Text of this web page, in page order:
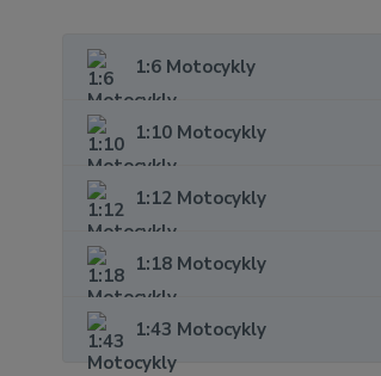
1:6 Motocykly
1:10 Motocykly
1:12 Motocykly
1:18 Motocykly
1:43 Motocykly